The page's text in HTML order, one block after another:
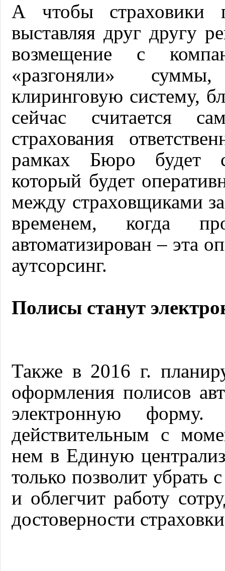
А чтобы страховики
выставляя друг другу
возмещение с
«разгоняли»
клиринговую систему,
сейчас считается
страхования
рамках Бюро будет
который будет
между страховщиками
временем, когда
автоматизирован – эта
аутсорсинг.
Полисы станут
Также в 2016 г.
оформления полисов
электронную
действительным с
нем в Единую
только позволит убрать
и облегчит работу
достоверности